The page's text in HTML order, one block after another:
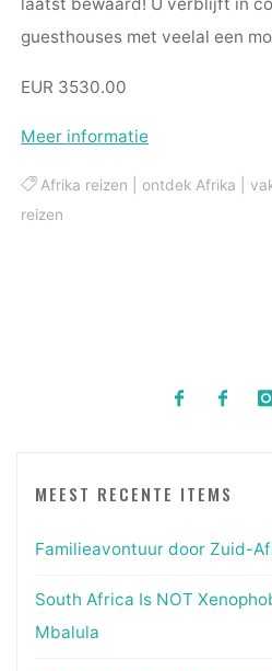
laatst bewaard! U verblijft in
guesthouses met veelal een
EUR 3530.00
Meer informatie
Afrika reizen ontdek Afrika
reizen
MEEST RECENTE ITEMS
Familieavontuur door Zuid-
South Africa Is NOT
Mbalula